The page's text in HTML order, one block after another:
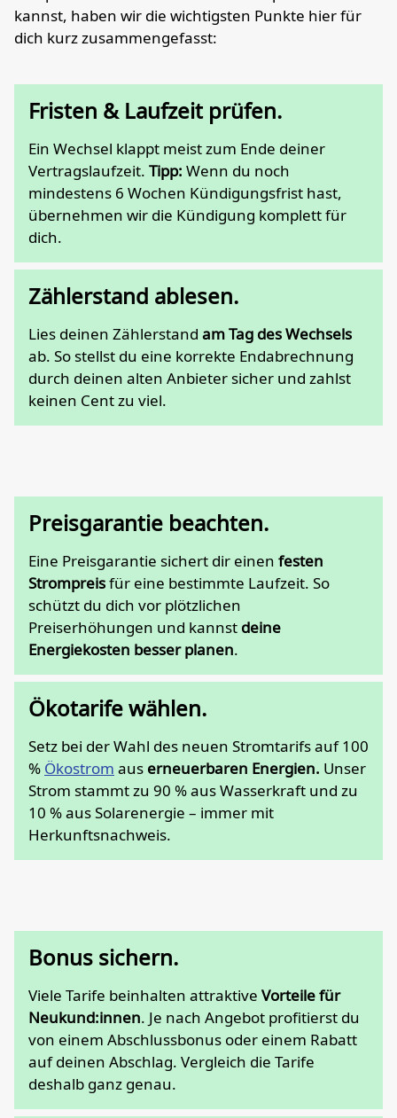
kannst, haben wir die wichtigsten Punkte hier für
dich kurz zusammengefasst:
Fristen & Laufzeit prüfen.
Ein Wechsel klappt meist zum Ende deiner
Vertragslaufzeit. Tipp: Wenn du noch
mindestens 6 Wochen Kündigungsfrist hast,
übernehmen wir die Kündigung komplett für
dich.
Zählerstand ablesen.
Lies deinen Zählerstand am Tag des Wechsels
ab. So stellst du eine korrekte Endabrechnung
durch deinen alten Anbieter sicher und zahlst
keinen Cent zu viel.
Preisgarantie beachten.
Eine Preisgarantie sichert dir einen festen
Strompreisfür eine bestimmte Laufzeit. So
schützt du dich vor plötzlichen
Preiserhöhungen und kannst deine
Energiekosten besser planen.
Ökotarife wählen.
Setz bei der Wahl des neuen Stromtarifs auf 100
% Ökostrom aus erneuerbaren Energien. Unser
Strom stammt zu 90 % aus Wasserkraft und zu
10 % aus Solarenergie – immer mit
Herkunftsnachweis.
Bonus sichern.
Viele Tarife beinhalten attraktive Vorteile für
Neukund:innen. Je nach Angebot profitierst du
von einem Abschlussbonus oder einem Rabatt
auf deinen Abschlag. Vergleich die Tarife
deshalb ganz genau.